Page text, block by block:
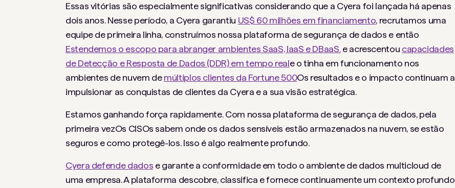
Essas vitórias são especialmente significativas considerando que a Cyera foi lançada há apenas
dois anos. Nesse período, a Cyera garantiu US$ 60 milhões em financiamento, recrutamos uma
equipe de primeira linha, construímos nossa plataforma de segurança de dados e então
Estendemos o escopo para abranger ambientes SaaS, IaaS e DBaaS.e acrescentou capacidades
de Detecção e Resposta de Dados (DDR) em tempo reale o tinha em funcionamento nos
ambientes de nuvem demúltiplos clientes da Fortune 500Os resultados e o impacto continuam a
impulsionar as conquistas de clientes da Cyera e a sua visão estratégica.
Estamos ganhando força rapidamente. Com nossa plataforma de segurança de dados,pela
primeira vezOs CISOs sabem onde os dados sensíveis estão armazenados na nuvem, se estão
seguros e como protegê-los. Isso é algo realmente profundo.
Cyera defende dados e garante a conformidade em todo o ambiente de dados multicloud de
uma empresa. A plataforma descobre, classifica e fornece continuamente um contexto profundo